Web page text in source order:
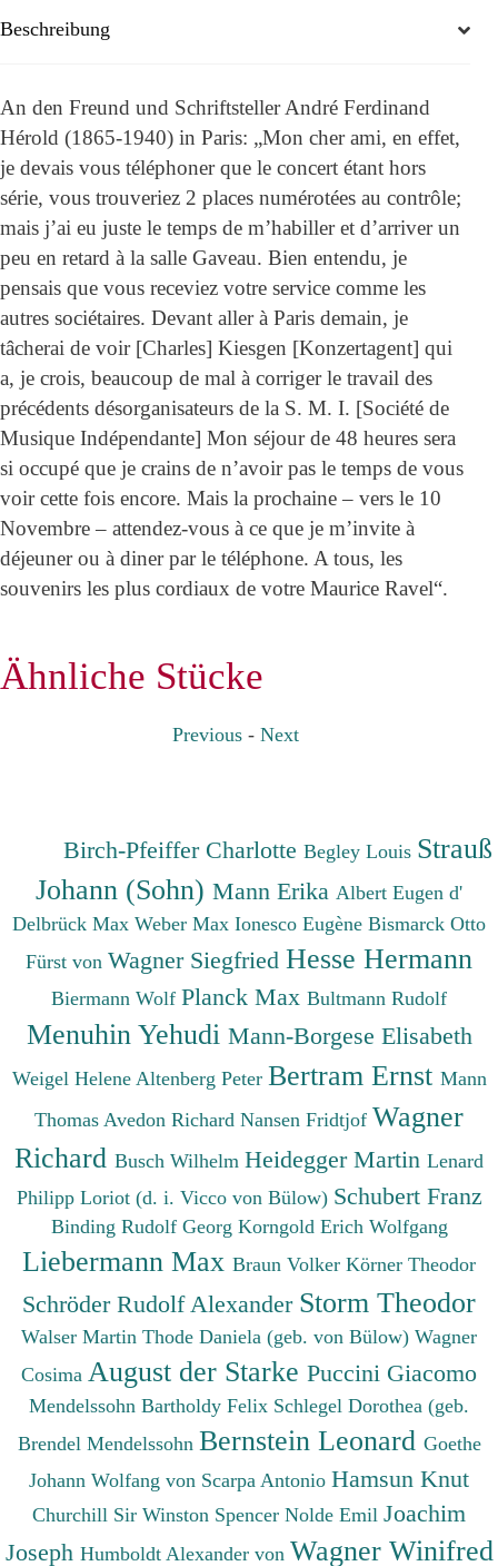
Beschreibung
An den Freund und Schriftsteller André Ferdinand
Hérold (1865-1940) in Paris: „Mon cher ami, en effet,
je devais vous téléphoner que le concert étant hors
série, vous trouveriez 2 places numérotées au contrôle;
mais j’ai eu juste le temps de m’habiller et d’arriver un
peu en retard à la salle Gaveau. Bien entendu, je
pensais que vous receviez votre service comme les
autres sociétaires. Devant aller à Paris demain, je
tâcherai de voir [Charles] Kiesgen [Konzertagent] qui
a, je crois, beaucoup de mal à corriger le travail des
précédents désorganisateurs de la S. M. I. [Société de
Musique Indépendante] Mon séjour de 48 heures sera
si occupé que je crains de n’avoir pas le temps de vous
voir cette fois encore. Mais la prochaine – vers le 10
Novembre – attendez-vous à ce que je m’invite à
déjeuner ou à diner par le téléphone. A tous, les
souvenirs les plus cordiaux de votre Maurice Ravel“.
Ähnliche Stücke
Previous- Next
Birch-Pfeiffer CharlotteBegley Louis Strauß
Johann (Sohn) Mann Erika Albert Eugen d'
Delbrück Max Weber Max Ionesco Eugène Bismarck Otto
Fürst von Wagner Siegfried Hesse Hermann
Biermann Wolf Planck Max Bultmann Rudolf
Menuhin Yehudi Mann-Borgese Elisabeth
Weigel Helene Altenberg Peter Bertram Ernst Mann
Thomas Avedon Richard Nansen Fridtjof Wagner
Richard Busch Wilhelm Heidegger Martin Lenard
Philipp Loriot (d. i. Vicco von Bülow) Schubert Franz
Binding Rudolf Georg Korngold Erich Wolfgang
Liebermann Max Braun Volker Körner Theodor
Schröder Rudolf Alexander Storm Theodor
Walser Martin Thode Daniela (geb. von Bülow) Wagner
Cosima August der Starke Puccini Giacomo
Mendelssohn Bartholdy Felix Schlegel Dorothea (geb.
Brendel Mendelssohn Bernstein Leonard Goethe
Johann Wolfang von Scarpa Antonio Hamsun Knut
Churchill Sir Winston Spencer Nolde Emil Joachim
Joseph Humboldt Alexander von Wagner Winifred